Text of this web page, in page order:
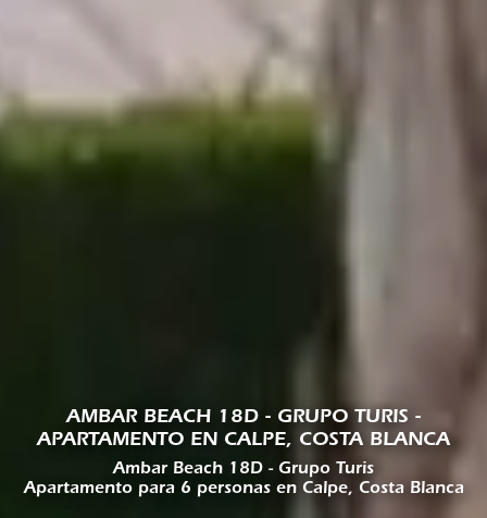
AMBAR BEACH 18D - GRUPO TURIS -
APARTAMENTO EN CALPE, COSTA BLANCA
Ambar Beach 18D - Grupo Turis
Apartamento para 6 personas en Calpe, Costa Blanca